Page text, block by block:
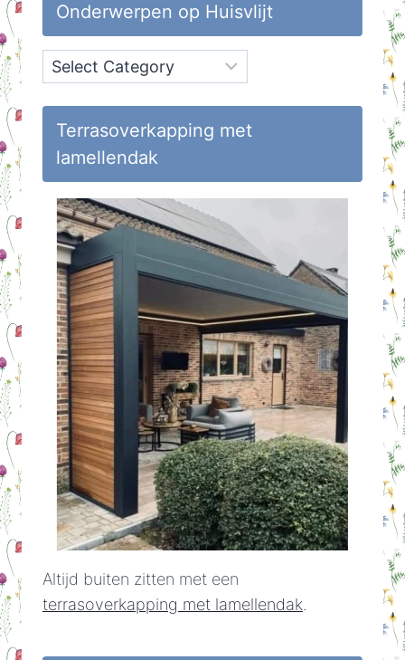
Onderwerpen op Huisvlijt
Onderwerpen
op
Huisvlijt
Terrasoverkapping met
lamellendak
Altijd buiten zitten met een
terrasoverkapping met lamellendak.